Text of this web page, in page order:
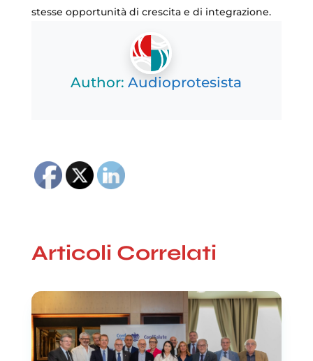
stesse opportunità di crescita e di integrazione.
Author:Audioprotesista
Articoli Correlati